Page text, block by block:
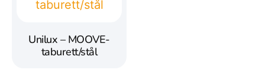
Unilux – MOOVE-
taburett/stål